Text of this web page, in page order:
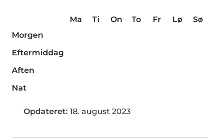
Ma Ti On To Fr Lø
Sø
Morgen
Eftermiddag
Aften
Nat
Opdateret: 18. august 2023